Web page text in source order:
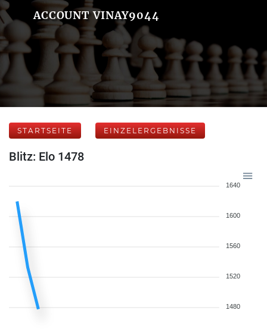
ACCOUNT VINAY9044
STARTSEITE EINZELERGEBNISSE
Blitz: Elo 1478
1640
1600
1560
1520
1480